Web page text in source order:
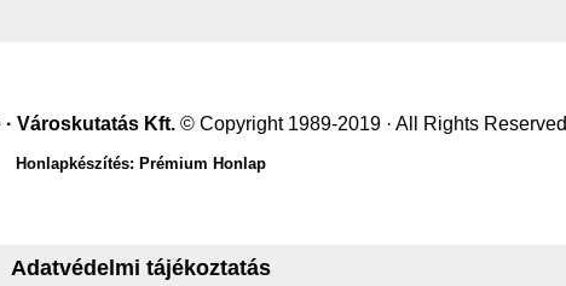
Városkutatás Kft.© Copyright 1989-2019 · All Rights Reserved
Honlapkészítés: Prémium Honlap
Adatvédelmi tájékoztatás